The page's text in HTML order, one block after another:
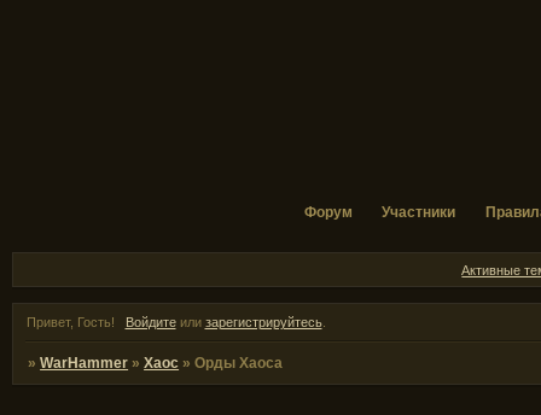
Форум Участники
Активные
Привет, Гость! Войдитеили зарегистрируйтесь.
»WarHammer »Хаос »Орды Хаоса